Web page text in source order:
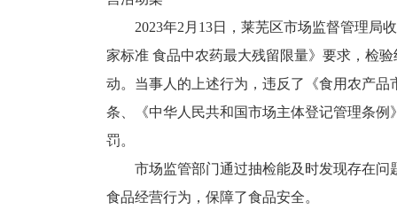
2023年2月13日，莱芜区市场监督管理局
家标准 食品中农药最大残留限量》要求，检
动。当事人的上述行为，违反了《食用农产
条、《中华人民共和国市场主体登记管理条
罚。
市场监管部门通过抽检能及时发现存在
食品经营行为，保障了食品安全。